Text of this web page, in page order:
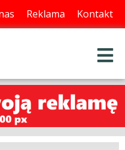
Reklama Kontakt